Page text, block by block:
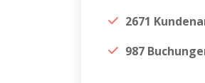
2671
987